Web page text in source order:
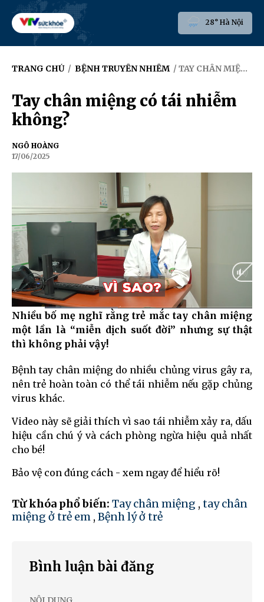
28° Hà Nội
TRANG CHỦ / BỆNH TRUYỀN NHIỄM / TAY CHÂN MIỆNG CÓ TÁI NHIỄM KHÔNG?
Tay chân miệng có tái nhiễm
không?
NGÔ HOÀNG
17/06/2025
Current
Time
0:06 / Duration
0:40
Nhiều bố mẹ nghĩ rằng trẻ mắc tay chân miệng
một lần là “miễn dịch suốt đời” nhưng sự thật
thì không phải vậy!
Bệnh tay chân miệng do nhiều chủng virus gây ra,
nêntrẻ hoàn toàn có thể tái nhiễm nếu gặp chủng
virus khác.
Video này sẽ giải thích vì sao tái nhiễm xảy ra, dấu
hiệu cần chú ý và cách phòng ngừa hiệu quả nhất
cho bé!
Bảo vệ con đúng cách - xem ngay để hiểu rõ!
Từ khóa phổ biến: Tay chân miệng , tay chân
miệng ở trẻ em , Bệnh lý ở trẻ
Bình luận bài đăng